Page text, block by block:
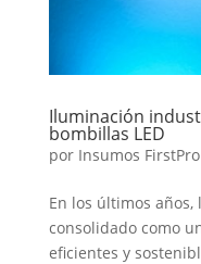
Iluminación
bombillas LED
por Insumos FirstPro
En los últimos años,
consolidado como
eficientes y